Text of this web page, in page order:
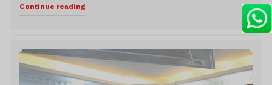
Continue reading